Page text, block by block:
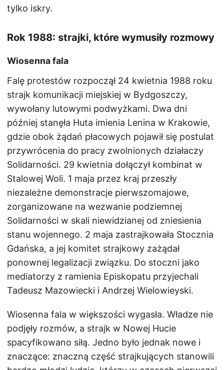
tylko iskry.
Rok 1988: strajki, które wymusiły rozmowy
Wiosenna fala
Falę protestów rozpoczął 24 kwietnia 1988 roku
strajk komunikacji miejskiej w Bydgoszczy,
wywołany lutowymi podwyżkami. Dwa dni
później stanęła Huta imienia Lenina w Krakowie,
gdzie obok żądań płacowych pojawił się postulat
przywrócenia do pracy zwolnionych działaczy
Solidarności. 29 kwietnia dołączył kombinat w
Stalowej Woli. 1 maja przez kraj przeszły
niezależne demonstracje pierwszomajowe,
zorganizowane na wezwanie podziemnej
Solidarności w skali niewidzianej od zniesienia
stanu wojennego. 2 maja zastrajkowała Stocznia
Gdańska, a jej komitet strajkowy zażądał
ponownej legalizacji związku. Do stoczni jako
mediatorzy z ramienia Episkopatu przyjechali
Tadeusz Mazowiecki i Andrzej Wielowieyski.
Wiosenna fala w większości wygasła. Władze nie
podjęły rozmów, a strajk w Nowej Hucie
spacyfikowano siłą. Jedno było jednak nowe i
znaczące: znaczną część strajkujących stanowili